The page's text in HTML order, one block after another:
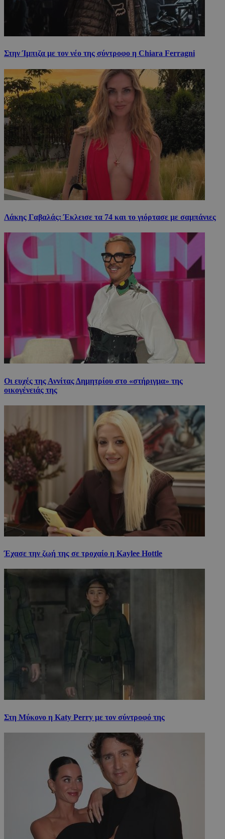
Στην Ίμπιζα με τον νέο της σύντροφο η Chiara Ferragni
Λάκης Γαβαλάς: Έκλεισε τα 74 και το γιόρτασε με σαμπάνιες
Οι ευχές της Αννίτας Δημητρίου στο «στήριγμα» της
οικογένειάς της
Έχασε την ζωή της σε τροχαίο η Kaylee Hottle
Στη Μύκονο η Katy Perry με τον σύντροφό της